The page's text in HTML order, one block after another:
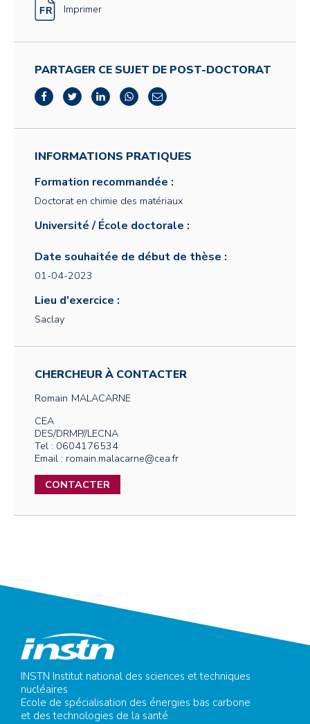
Imprimer
PARTAGER CE SUJET DE POST-DOCTORAT
INFORMATIONS PRATIQUES
Formation recommandée :
Doctorat en chimie des matériaux
Université / École doctorale :
Date souhaitée de début de thèse :
01-04-2023
Lieu d'exercice :
Saclay
CHERCHEUR À CONTACTER
Romain MALACARNE
CEA
DES/DRMP//LECNA
Tel : 0604176534
Email : romain.malacarne@cea.fr
CONTACTER
INSTN Institut national des sciences et techniques
nucléaires
Ecole de spécialisation des énergies bas carbone
et des technologies de la santé